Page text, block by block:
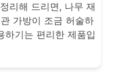
리해 드리면, 나무 재
가방이 조금 허술하
하기는 편리한 제품입